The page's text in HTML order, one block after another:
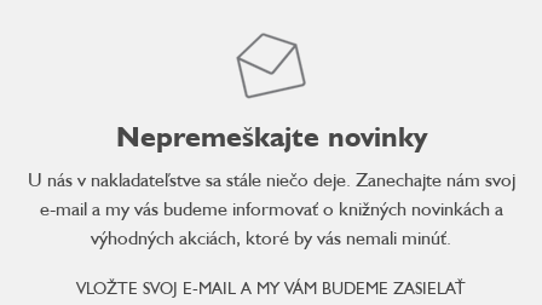
Nepremeškajte novinky
U nás v nakladateľstve sa stále niečo deje. Zanechajte nám svoj
e-mail a my vás budeme informovať o knižných novinkách a
výhodných akciách, ktoré by vás nemali minúť.
VLOŽTE SVOJ E-MAIL A MY VÁM BUDEME ZASIELAŤ